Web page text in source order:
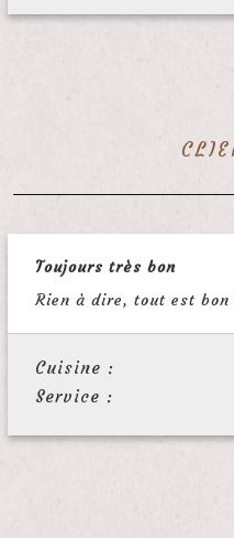
Toujours très bon
Rien à dire, tout est bon
Cuisine :
Service :